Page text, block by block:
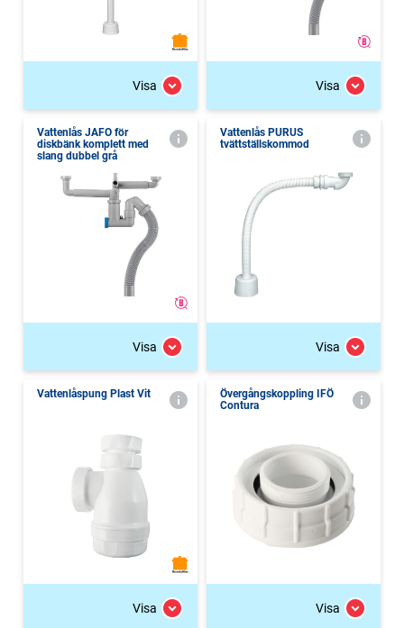
Visa Visa
Vattenlås JAFO för
diskbänk komplett med
slang dubbel grå
Visa
Vattenlås PURUS
tvättställskommod
Visa
Vattenlåspung Plast Vit
Visa
Övergångskoppling IFÖ
Contura
Visa